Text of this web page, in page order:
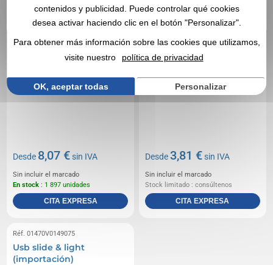
Desde 8,07 € sin IVA
Sin incluir el marcado
En stock : 1 897 unidades
CITA EXPRESA
Desde3,81 € sin IVA
Sin incluir el marcado
Stock limitado : consúltenos
CITA EXPRESA
Réf. 01470V0149075
Usb slide & light
(importación)
contenidos y publicidad. Puede controlar qué cookies
desea activar haciendo clic en el botón "Personalizar".
Para obtener más información sobre las cookies que utilizamos,
visite nuestro
política de privacidad
OK, aceptar todas Personalizar